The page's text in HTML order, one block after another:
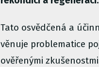
Tato osvědčená a
věnuje problematice
ověřenými